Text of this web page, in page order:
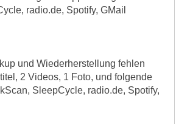
radio.de, Spotify, GMail
und Wiederherstellung fehlen
2 Videos, 1 Foto, und folgende
SleepCycle, radio.de, Spotify,